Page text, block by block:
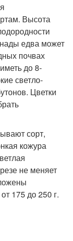
Высота
едва может
почвах
до 8-
светло-
Цветки
сорт,
кожура
не меняет
175 до 250 г.